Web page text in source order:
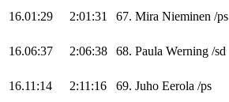
16.01:29 2:01:31 67. Mira Nieminen /ps
16.06:37 2:06:38 68. Paula Werning /sd
16.11:14 2:11:16 69. Juho Eerola /ps